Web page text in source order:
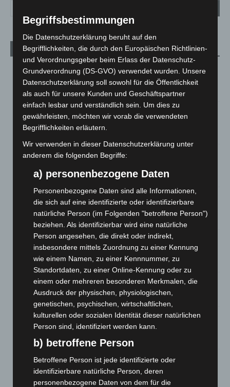
Aktuelle Beiträge
Niedersachsen: Feuerwehrkräfte kehren nach
Waldbrandeinsatz aus Spanien zurück
7. August 2026
entdeckt
7. August 2026
Brand im „Haus der Begegnung“ in Neuwarmbüchen schnell
6. August 2026
Region Hannover: 21 neue Notfallsanitäter starten beim
Roten Kreuz
Mann läuft mit Hockeyschläger über A7 – Polizei sucht
Zeugen
5. August 2026
Celle: Mensch stirbt bei Bagger-Unfall auf Baustelle
5. August 2026
Gasleitung bei McDonald’s-Umbau in Langenhagen
beschädigt
5. August 2026
Anklage nach Abschaltung von „Archetyp Market“ erhoben
3. August 2026
Begriffsbestimmungen
Die Datenschutzerklärung beruht auf den
Begrifflichkeiten, die durch den Europäischen Richtlinien-
und Verordnungsgeber beim Erlass der Datenschutz-
Grundverordnung (DS-GVO) verwendet wurden. Unsere
Datenschutzerklärung soll sowohl für die Öffentlichkeit
als auch für unsere Kunden und Geschäftspartner
einfach lesbar und verständlich sein. Um dies zu
gewährleisten, möchten wir vorab die verwendeten
Begrifflichkeiten erläutern.
Wir verwenden in dieser Datenschutzerklärung unter
anderem die folgenden Begriffe:
a) personenbezogene Daten
Personenbezogene Daten sind alle Informationen,
die sich auf eine identifizierte oder identifizierbare
natürliche Person (im Folgenden "betroffene Person")
beziehen. Als identifizierbar wird eine natürliche
Person angesehen, die direkt oder indirekt,
insbesondere mittels Zuordnung zu einer Kennung
wie einem Namen, zu einer Kennnummer, zu
Standortdaten, zu einer Online-Kennung oder zu
einem oder mehreren besonderen Merkmalen, die
Ausdruck der physischen, physiologischen,
genetischen, psychischen, wirtschaftlichen,
kulturellen oder sozialen Identität dieser natürlichen
Person sind, identifiziert werden kann.
b) betroffene Person
Betroffene Person ist jede identifizierte oder
identifizierbare natürliche Person, deren
personenbezogene Daten von dem für die